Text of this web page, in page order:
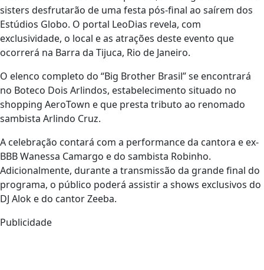
sisters desfrutarão de uma festa pós-final ao saírem dos
Estúdios Globo. O portal LeoDias revela, com
exclusividade, o local e as atrações deste evento que
ocorrerá na Barra da Tijuca, Rio de Janeiro.
O elenco completo do “Big Brother Brasil” se encontrará
no Boteco Dois Arlindos, estabelecimento situado no
shopping AeroTown e que presta tributo ao renomado
sambista Arlindo Cruz.
A celebração contará com a performance da cantora e ex-
BBB Wanessa Camargo e do sambista Robinho.
Adicionalmente, durante a transmissão da grande final do
programa, o público poderá assistir a shows exclusivos do
DJ Alok e do cantor Zeeba.
Publicidade